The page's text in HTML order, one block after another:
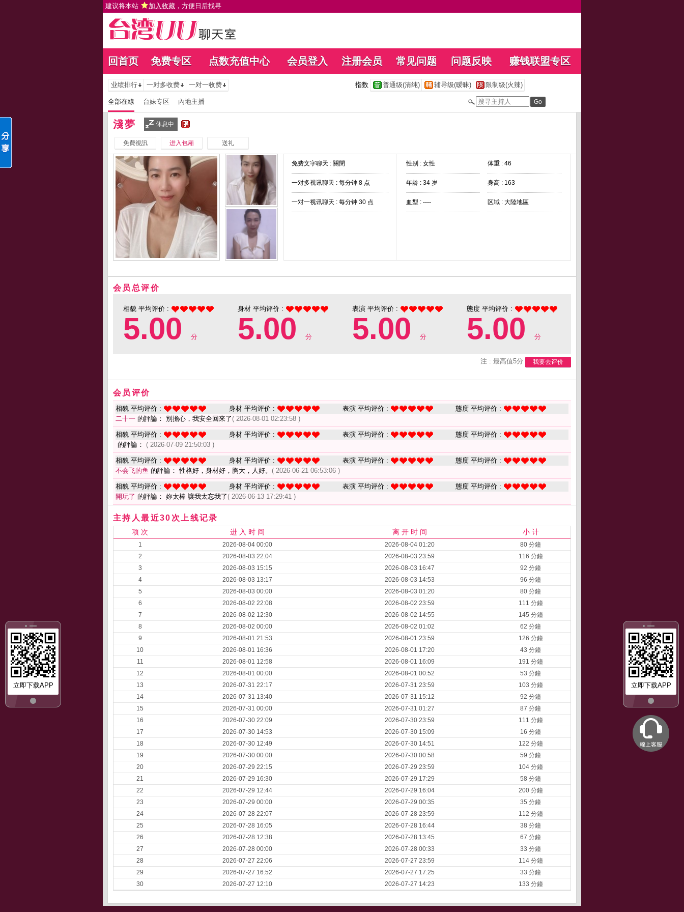
建议将本站 加入收藏 ，方便日后找寻
回首页 免费专区 点数充值中心 会员登入 注册会员 常见问题 问题反映 赚钱联盟专区
立即下载APP
立即下载APP
业绩排行 一对多收费 一对一收费 指数 普通级(清纯) 辅导级(暧昧) 限制级(火辣)
全部在線 台妹专区 內地主播
淺夢 休息中
免費視訊 进入包厢 送礼
免费文字聊天 : 關閉
一对多视讯聊天 : 每分钟 8 点
一对一视讯聊天 : 每分钟 30 点
性别 : 女性 体重 : 46
年龄 : 34 岁 身高 : 163
血型 : ---- 区域 : 大陸地區
会员总评价
相貌 平均评价 :
5.00 分
身材 平均评价 :
5.00 分
表演 平均评价 :
5.00 分
態度 平均评价 :
5.00 分
注 : 最高值5分 我要去评价
会员评价
相貌 平均评价 : 身材 平均评价 : 表演 平均评价 :
態度 平均评价 :
二十一 的評論： 別擔心，我安全回來了 ( 2026-08-01 02:23:58 )
相貌 平均评价 : 身材 平均评价 : 表演 平均评价 :
態度 平均评价 :
的評論： ( 2026-07-09 21:50:03 )
相貌 平均评价 : 身材 平均评价 : 表演 平均评价 :
態度 平均评价 :
不会飞的鱼 的評論： 性格好，身材好，胸大，人好。 ( 2026-06-21 06:53:06 )
相貌 平均评价 : 身材 平均评价 : 表演 平均评价 :
態度 平均评价 :
開玩了 的評論： 妳太棒 讓我太忘我了 ( 2026-06-13 17:29:41 )
主持人最近30次上线记录
项 次 进 入 时 间 离 开 时 间 小 计
1 2026-08-04 00:00 2026-08-04 01:20
80 分鐘
2
2026-08-03 22:04 2026-08-03 23:59
116 分鐘
3
2026-08-03 15:15 2026-08-03 16:47
92 分鐘
4
2026-08-03 13:17 2026-08-03 14:53
96 分鐘
5
2026-08-03 00:00 2026-08-03 01:20
80 分鐘
6
2026-08-02 22:08 2026-08-02 23:59
111 分鐘
7
2026-08-02 12:30 2026-08-02 14:55
145 分鐘
8
2026-08-02 00:00 2026-08-02 01:02
62 分鐘
9
2026-08-01 21:53 2026-08-01 23:59
126 分鐘
10
2026-08-01 16:36 2026-08-01 17:20
43 分鐘
11
2026-08-01 12:58 2026-08-01 16:09
191 分鐘
12
2026-08-01 00:00 2026-08-01 00:52
53 分鐘
13
2026-07-31 22:17 2026-07-31 23:59
103 分鐘
14
2026-07-31 13:40 2026-07-31 15:12
92 分鐘
15
2026-07-31 00:00 2026-07-31 01:27
87 分鐘
16
2026-07-30 22:09 2026-07-30 23:59
111 分鐘
17
2026-07-30 14:53 2026-07-30 15:09
16 分鐘
18
2026-07-30 12:49 2026-07-30 14:51
122 分鐘
19
2026-07-30 00:00 2026-07-30 00:58
59 分鐘
20
2026-07-29 22:15 2026-07-29 23:59
104 分鐘
21
2026-07-29 16:30 2026-07-29 17:29
58 分鐘
22
2026-07-29 12:44 2026-07-29 16:04
200 分鐘
23
2026-07-29 00:00 2026-07-29 00:35
35 分鐘
24
2026-07-28 22:07 2026-07-28 23:59
112 分鐘
25
2026-07-28 16:05 2026-07-28 16:44
38 分鐘
26
2026-07-28 12:38 2026-07-28 13:45
67 分鐘
27
2026-07-28 00:00 2026-07-28 00:33
33 分鐘
28
2026-07-27 22:06 2026-07-27 23:59
114 分鐘
29
2026-07-27 16:52 2026-07-27 17:25
33 分鐘
30
2026-07-27 12:10 2026-07-27 14:23 133 分鐘